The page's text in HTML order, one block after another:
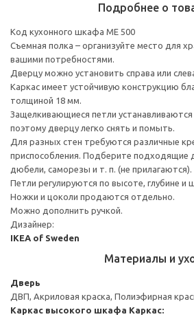
Подробнее о
Код кухонного шкафа ME 500
Съемная полка – организуйте место для
вашими потребностями.
Дверцу можно установить справа или
Каркас имеет устойчивую конструкцию
толщиной 18 мм.
Защелкивающиеся петли устанавливаются
поэтому дверцу легко снять и помыть.
Для разных стен требуются различные
приспособления. Подберите подходящие
дюбели, саморезы и т. п. (не прилагаются).
Петли регулируются по высоте, глубине и
Ножки и цоколи продаются отдельно.
Можно дополнить ручкой.
Дизайнер:
IKEA of Sweden
Материалы и
Дверь
ДВП, Акриловая краска, Полиэфирная
Каркас высокого шкафа Каркас: